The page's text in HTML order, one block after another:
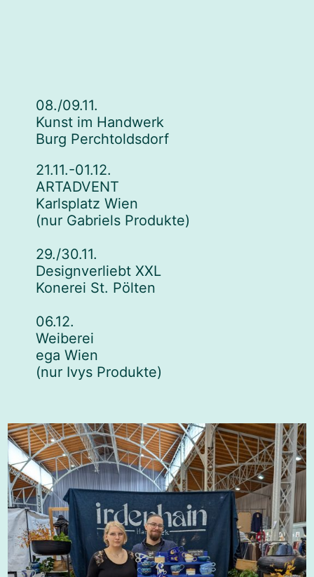
08./09.11.
Kunst im Handwerk
Burg Perchtoldsdorf
21.11.-01.12.
ARTADVENT
Karlsplatz Wien
(nur Gabriels Produkte)
29./30.11.
Designverliebt XXL
Konerei St. Pölten
06.12.
Weiberei
ega Wien
(nur Ivys Produkte)